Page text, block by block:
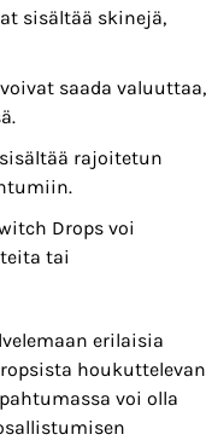
sisältää skinejä,
saada valuuttaa,
rajoitetun
Drops voi
tai
erilaisia
houkuttelevan
voi olla